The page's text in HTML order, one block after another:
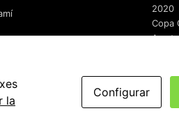
2020
Copa
la
Configurar